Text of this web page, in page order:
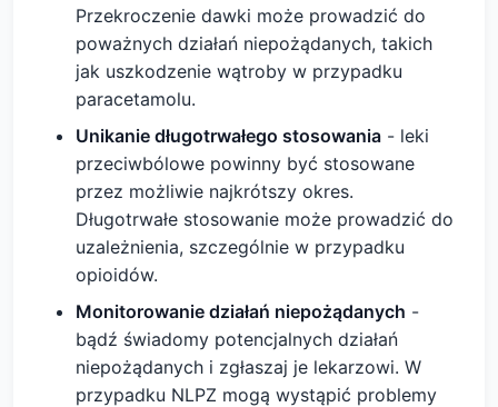
Przekroczenie dawki może prowadzić do
poważnych działań niepożądanych, takich
jak uszkodzenie wątroby w przypadku
paracetamolu.
Unikanie długotrwałego stosowania - leki
przeciwbólowe powinny być stosowane
przez możliwie najkrótszy okres.
Długotrwałe stosowanie może prowadzić do
uzależnienia, szczególnie w przypadku
opioidów.
Monitorowanie działań niepożądanych -
bądź świadomy potencjalnych działań
niepożądanych i zgłaszaj je lekarzowi. W
przypadku NLPZ mogą wystąpić problemy